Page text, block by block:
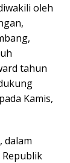
oleh
tahun
Kamis,
dalam